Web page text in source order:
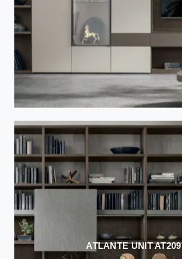
ATLANTE UNIT AT209